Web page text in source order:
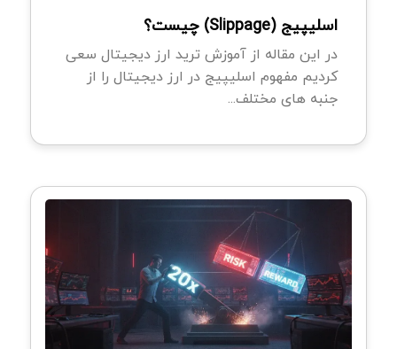
اسلیپیج (Slippage) چیست؟
در این مقاله از آموزش ترید ارز دیجیتال سعی
کردیم مفهوم اسلیپیج در ارز دیجیتال را از
جنبه های مختلف...